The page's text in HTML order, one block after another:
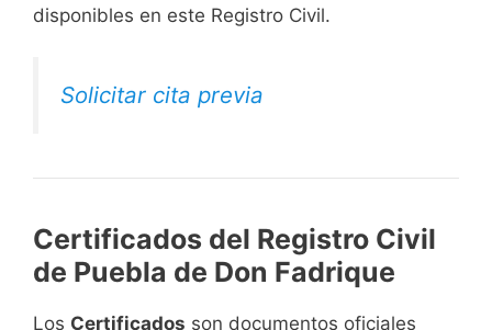
disponibles en este Registro Civil.​
Solicitar cita previa
Certificados del Registro Civil
de Puebla de Don Fadrique
Los Certificados son documentos oficiales